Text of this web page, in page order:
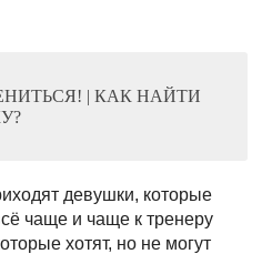
| КАК НАЙТИ
девушки, которые
чаще и чаще к тренеру
хотят, но не могут